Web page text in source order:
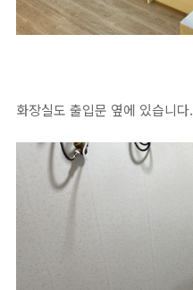
화장실도 출입문 옆에 있습니다.